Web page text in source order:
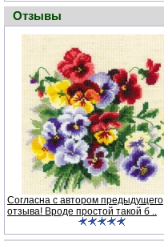
Отзывы
Согласна с автором предыдущего
отзыва! Вроде простой такой б ..